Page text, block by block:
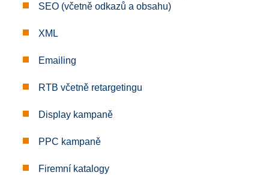
SEO (včetně odkazů a obsahu)
XML
Emailing
RTB včetně retargetingu
Display kampaně
PPC kampaně
Firemní katalogy